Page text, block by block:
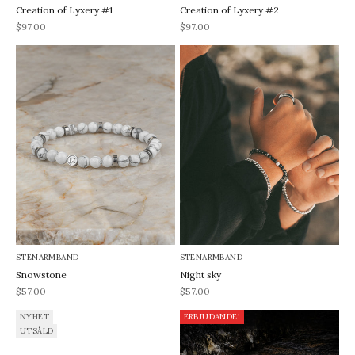
Creation of Lyxery #1
REA-pris
$97.00
Creation of Lyxery #2
REA-pris
$97.00
STENARMBAND
Snowstone
REA-pris
$57.00
STENARMBAND
Night sky
REA-pris
$57.00
NYHET
UTSÅLD
ERBJUDANDE!